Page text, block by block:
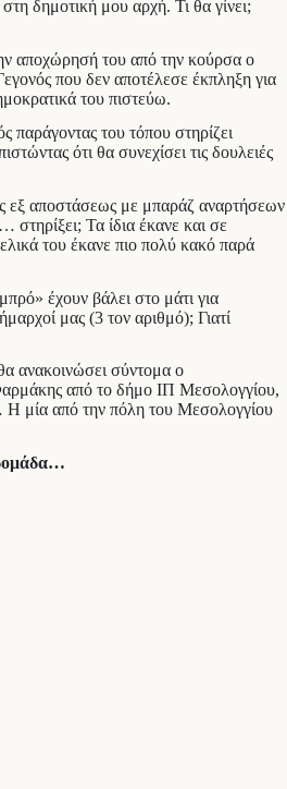
δημοτική μου αρχή. Τι θα γίνει;
αποχώρησή του από την κούρσα ο
που δεν αποτέλεσε έκπληξη για
του πιστεύω.
παράγοντας του τόπου στηρίζει
ότι θα συνεχίσει τις δουλειές
εξ αποστάσεως με μπαράζ αναρτήσεων
στηρίξει; Τα ίδια έκανε και σε
του έκανε πιο πολύ κακό παρά
έχουν βάλει στο μάτι για
μας (3 τον αριθμό); Γιατί
ανακοινώσει σύντομα ο
από το δήμο ΙΠ Μεσολογγίου,
Η μία από την πόλη του Μεσολογγίου